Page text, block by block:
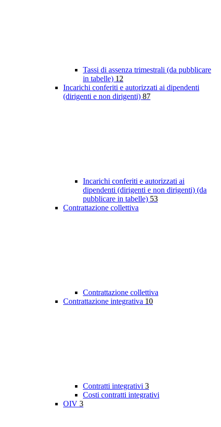
Tassi di assenza trimestrali (da pubblicare
in tabelle) 12
Incarichi conferiti e autorizzati ai dipendenti
(dirigenti e non dirigenti) 87
Incarichi conferiti e autorizzati ai
dipendenti (dirigenti e non dirigenti) (da
pubblicare in tabelle) 53
Contrattazione collettiva
Contrattazione collettiva
Contrattazione integrativa 10
Contratti integrativi 3
Costi contratti integrativi
OIV 3